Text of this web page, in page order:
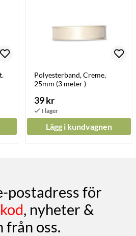
Polyesterband, Creme,
25mm (3 meter )
39 kr
Lägg i kundvagnen
postadress för
, nyheter &
från oss.